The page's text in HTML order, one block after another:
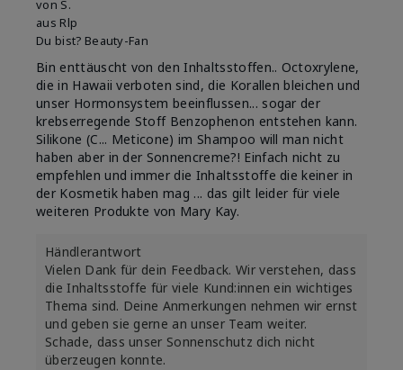
von S.
aus Rlp
Du bist? Beauty-Fan
Bin enttäuscht von den Inhaltsstoffen.. Octoxrylene,
die in Hawaii verboten sind, die Korallen bleichen und
unser Hormonsystem beeinflussen... sogar der
krebserregende Stoff Benzophenon entstehen kann.
Silikone (C... Meticone) im Shampoo will man nicht
haben aber in der Sonnencreme?! Einfach nicht zu
empfehlen und immer die Inhaltsstoffe die keiner in
der Kosmetik haben mag ... das gilt leider für viele
weiteren Produkte von Mary Kay.
Händlerantwort
Vielen Dank für dein Feedback. Wir verstehen, dass
die Inhaltsstoffe für viele Kund:innen ein wichtiges
Thema sind. Deine Anmerkungen nehmen wir ernst
und geben sie gerne an unser Team weiter.
Schade, dass unser Sonnenschutz dich nicht
überzeugen konnte.